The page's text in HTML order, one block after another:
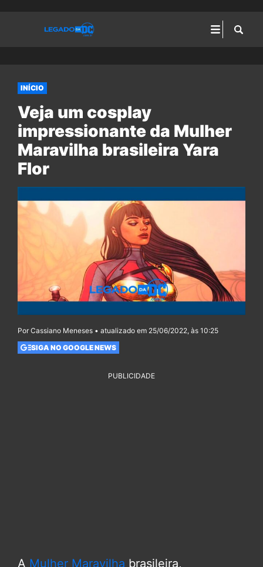
INÍCIO
Veja um cosplay
impressionante da Mulher
Maravilha brasileira Yara
Flor
Por Cassiano Meneses • atualizado em 25/06/2022, às 10:25
SIGA NO GOOGLE NEWS
PUBLICIDADE
A Mulher Maravilha brasileira,